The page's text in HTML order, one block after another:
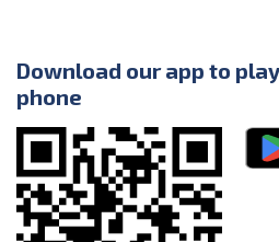
Download our app to play Sudoku on your
phone